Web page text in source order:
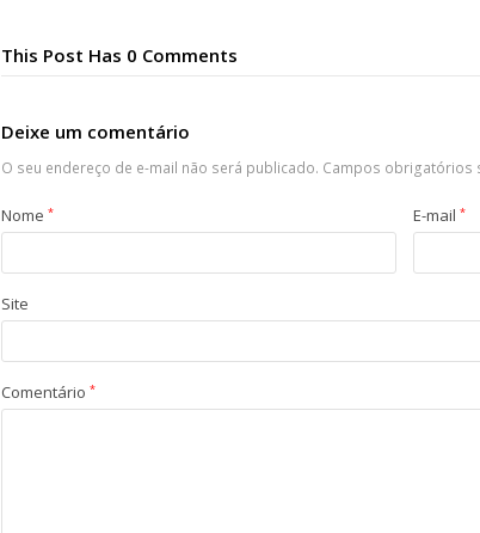
This Post Has 0 Comments
Deixe um comentário
O seu endereço de e-mail não será publicado. Campos obrigatórios
Nome * E-mail *
Site
Comentário *